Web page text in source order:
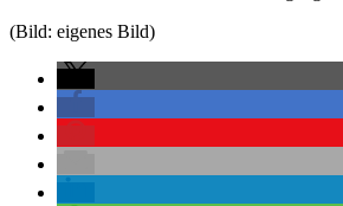
(Bild: eigenes Bild)